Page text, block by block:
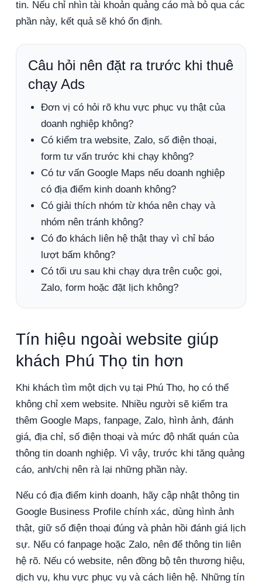
tin. Nếu chỉ nhìn tài khoản quảng cáo mà bỏ qua các
phần này, kết quả sẽ khó ổn định.
Câu hỏi nên đặt ra trước khi thuê
chạy Ads
Đơn vị có hỏi rõ khu vực phục vụ thật của
doanh nghiệp không?
Có kiểm tra website, Zalo, số điện thoại,
form tư vấn trước khi chạy không?
Có tư vấn Google Maps nếu doanh nghiệp
có địa điểm kinh doanh không?
Có giải thích nhóm từ khóa nên chạy và
nhóm nên tránh không?
Có đo khách liên hệ thật thay vì chỉ báo
lượt bấm không?
Có tối ưu sau khi chạy dựa trên cuộc gọi,
Zalo, form hoặc đặt lịch không?
Tín hiệu ngoài website giúp
khách Phú Thọ tin hơn
Khi khách tìm một dịch vụ tại Phú Thọ, họ có thể
không chỉ xem website. Nhiều người sẽ kiểm tra
thêm Google Maps, fanpage, Zalo, hình ảnh, đánh
giá, địa chỉ, số điện thoại và mức độ nhất quán của
thông tin doanh nghiệp. Vì vậy, trước khi tăng quảng
cáo, anh/chị nên rà lại những phần này.
Nếu có địa điểm kinh doanh, hãy cập nhật thông tin
Google Business Profile chính xác, dùng hình ảnh
thật, giữ số điện thoại đúng và phản hồi đánh giá lịch
sự. Nếu có fanpage hoặc Zalo, nên để thông tin liên
hệ rõ. Nếu có website, nên đồng bộ tên thương hiệu,
dịch vụ, khu vực phục vụ và cách liên hệ. Những tín